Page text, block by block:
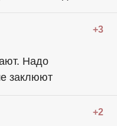
+3
Надо
заклюют
+2